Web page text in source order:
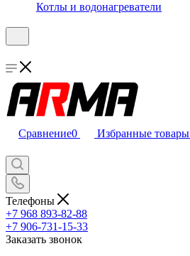
Котлы и водонагреватели
Сравнение0 Избранные товары
Телефоны
+7 968 893-82-88
+7 906-731-15-33
Заказать звонок